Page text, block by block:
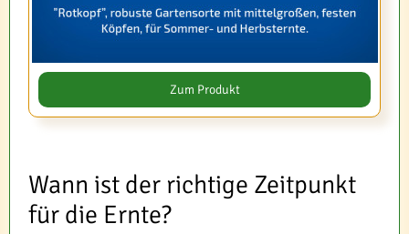
Zum Produkt
Wann ist der richtige Zeitpunkt
für die Ernte?